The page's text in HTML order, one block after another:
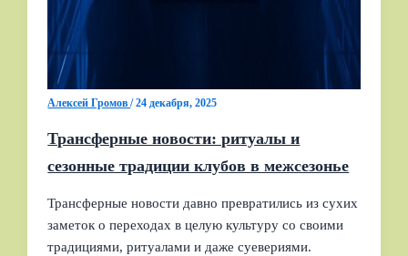
Алексей Громов/24 декабря, 2025
Трансферные новости: ритуалы и
сезонные традиции клубов в межсезонье
Трансферные новости давно превратились из сухих
заметок о переходах в целую культуру со своими
традициями, ритуалами и даже суевериями.